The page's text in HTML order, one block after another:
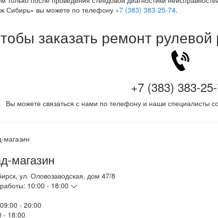
Сибирь» вы можете по телефону +7 (383) 383-25-74.
заказать ремонт
+7 (383) 383-
Вы можете связаться с нами по телефону и наши специалисты
магазин
, ул. Оловозаводская, дом 47/8
10:00 - 18:00
09:00 - 20:00
- 18:00